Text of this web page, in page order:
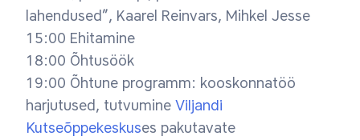
lahendused”, Kaarel Reinvars, Mihkel Jesse
15:00 Ehitamine
18:00 Õhtusöök
19:00 Õhtune programm: kooskonnatöö
harjutused, tutvumine Viljandi
Kutseõppekeskuses pakutavate